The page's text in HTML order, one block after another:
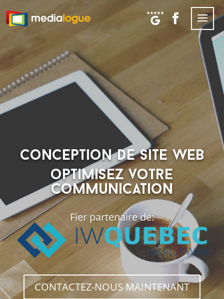
conception de site web
optimisez votre
communication
Fier partenaire de:
CONTACTEZ-NOUS MAINTENANT